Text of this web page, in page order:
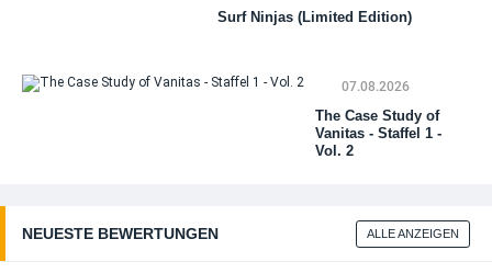
Surf Ninjas (Limited Edition)
07.08.2026
The Case Study of
Vanitas - Staffel 1 -
Vol. 2
NEUESTE BEWERTUNGEN ALLE ANZEIGEN